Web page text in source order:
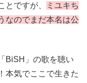
とですが、
ミユキち
なのでまだ本名は公
BiSH」の歌を聴い
本気でここで生きた